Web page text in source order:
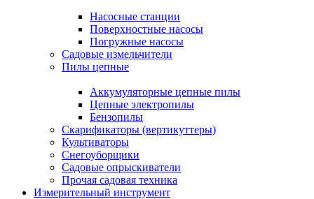
Насосные станции
Поверхностные насосы
Погружные насосы
Садовые измельчители
Пилы цепные
Аккумуляторные цепные пилы
Цепные электропилы
Бензопилы
Скарификаторы (вертикуттеры)
Культиваторы
Снегоуборщики
Садовые опрыскиватели
Прочая садовая техника
Измерительный инструмент